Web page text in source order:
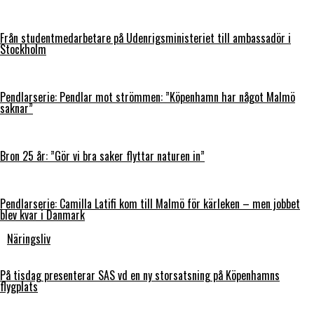
Från studentmedarbetare på Udenrigsministeriet till ambassadör i
Stockholm
Pendlarserie: Pendlar mot strömmen: ”Köpenhamn har något Malmö
saknar”
Bron 25 år: ”Gör vi bra saker flyttar naturen in”
Pendlarserie: Camilla Latifi kom till Malmö för kärleken – men jobbet
blev kvar i Danmark
Näringsliv
På tisdag presenterar SAS vd en ny storsatsning på Köpenhamns
flygplats